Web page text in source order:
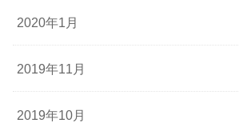
2020年1月
2019年11月
2019年10月